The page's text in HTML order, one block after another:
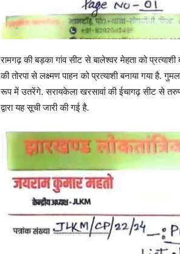
रामगढ़ की बड़का गांव सीट से बालेश्वर मेहता को
की तोरपा से लक्ष्मण पाहन को प्रत्याशी बनाया गया है.
रूप में उतरेंगे. सरायकेला खरसावां की ईचागढ़ सीट से तरुण
द्वारा यह सूची जारी की गई है.